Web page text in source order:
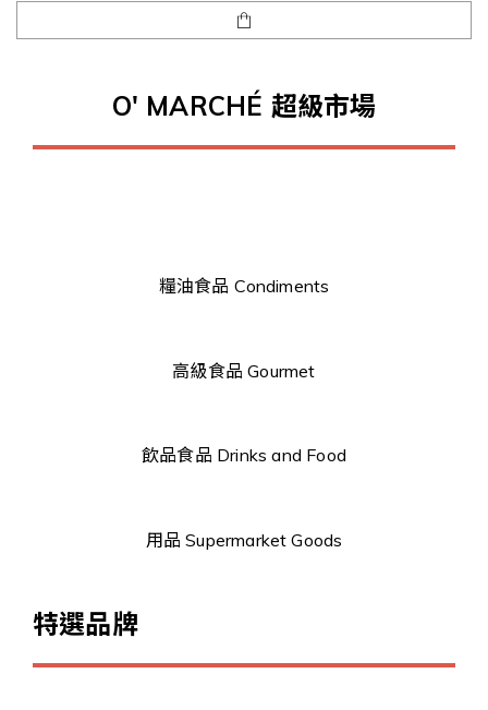
O' MARCHÉ 超級市場
糧油食品 Condiments
高級食品 Gourmet
飲品食品 Drinks and Food
用品 Supermarket Goods
特選品牌